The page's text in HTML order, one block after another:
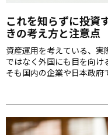
これを知らずに投資
きの考え方と注意点
資産運用を考えている、
ではなく外国にも目を向け
そも国内の企業や日本政